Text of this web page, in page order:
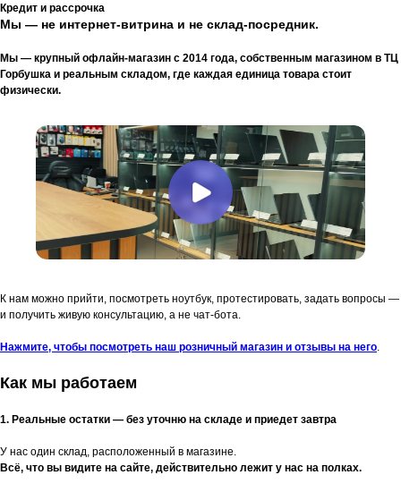
Кредит и рассрочка
Мы — не интернет-витрина и не склад-посредник.
Мы — крупный офлайн-магазин с 2014 года, собственным магазином в ТЦ
Горбушка и реальным складом, где каждая единица товара стоит
физически.
К нам можно прийти, посмотреть ноутбук, протестировать, задать вопросы —
и получить живую консультацию, а не чат-бота.
Нажмите, чтобы посмотреть наш розничный магазин и отзывы на него.
Как мы работаем
1. Реальные остатки — без уточню на складе и приедет завтра
У нас один склад, расположенный в магазине.
Всё, что вы видите на сайте, действительно лежит у нас на полках.